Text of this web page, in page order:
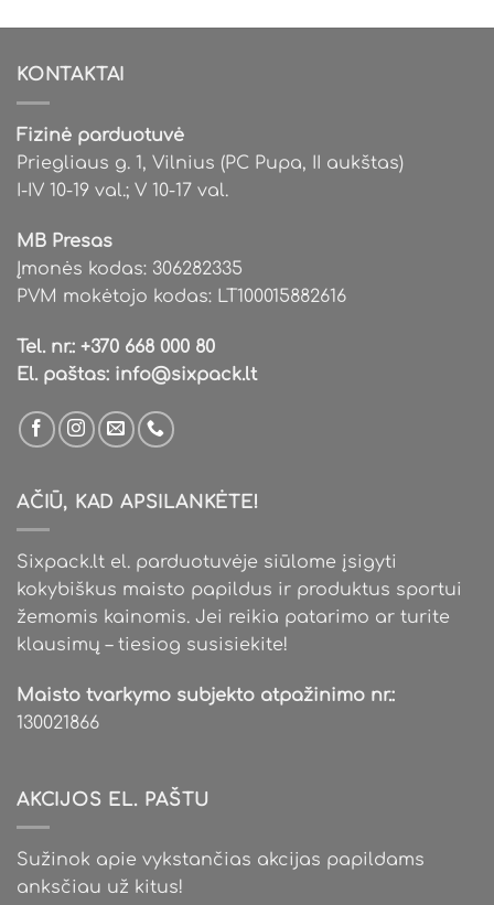
KONTAKTAI
Fizinė parduotuvė
Priegliaus g. 1, Vilnius (PC Pupa, II aukštas)
I-IV 10-19 val.; V 10-17 val.
MB Presas
Įmonės kodas: 306282335
PVM mokėtojo kodas: LT100015882616
Tel. nr.: +370 668 000 80
El. paštas: info@sixpack.lt
AČIŪ, KAD APSILANKĖTE!
Sixpack.lt el. parduotuvėje siūlome įsigyti
kokybiškus maisto papildus ir produktus sportui
žemomis kainomis. Jei reikia patarimo ar turite
klausimų – tiesiog susisiekite!
Maisto tvarkymo subjekto atpažinimo nr.:
130021866
AKCIJOS EL. PAŠTU
Sužinok apie vykstančias akcijas papildams
anksčiau už kitus!